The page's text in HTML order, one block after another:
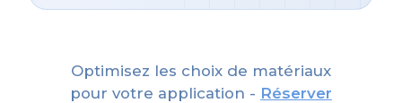
Optimisez les choix de matériaux
pour votre application - Réserver